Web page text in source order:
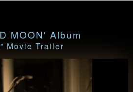
MOON' Album
Movie Trailer